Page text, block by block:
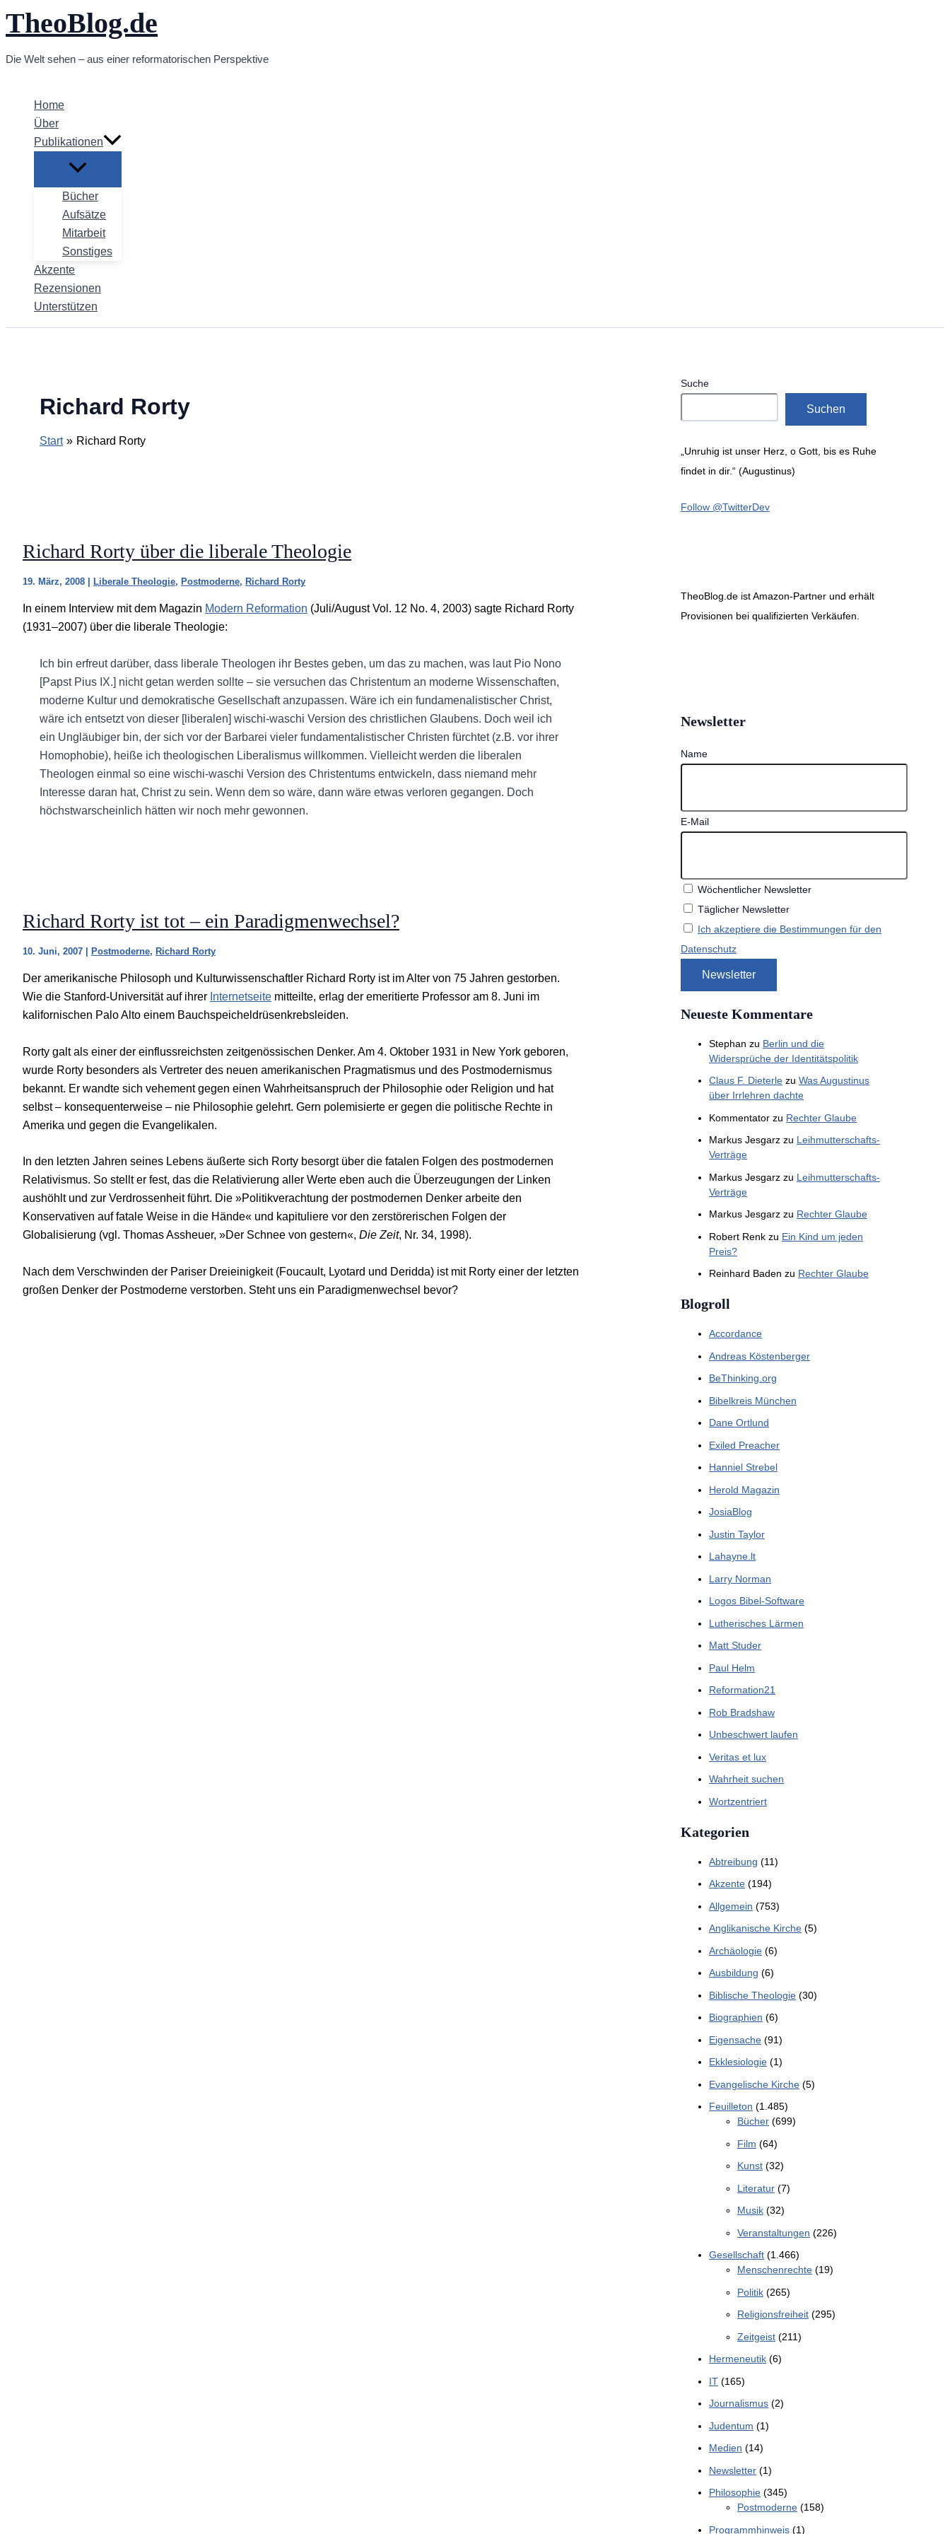
Zum
Inhalt
TheoBlog.de
Die Welt sehen – aus einer reformatorischen Perspektive
Home
Über
Publikationen
Bücher
Aufsätze
Mitarbeit
Sonstiges
Akzente
Rezensionen
Unterstützen
Richard Rorty
Start Richard Rorty
Richard Rorty über die liberale Theologie
19. März, 2008 Liberale Theologie, Postmoderne, Richard Rorty
In einem Interview mit dem Magazin Modern Reformation (Juli/August Vol. 12 No. 4, 2003) sagte Richard Rorty
(1931–2007) über die liberale Theologie:
Ich bin erfreut darüber, dass liberale Theologen ihr Bestes geben, um das zu machen, was laut Pio Nono
[Papst Pius IX.] nicht getan werden sollte – sie versuchen das Christentum an moderne Wissenschaften,
moderne Kultur und demokratische Gesellschaft anzupassen. Wäre ich ein fundamenalistischer Christ,
wäre ich entsetzt von dieser [liberalen] wischi-waschi Version des christlichen Glaubens. Doch weil ich
ein Ungläubiger bin, der sich vor der Barbarei vieler fundamentalistischer Christen fürchtet (z.B. vor ihrer
Homophobie), heiße ich theologischen Liberalismus willkommen. Vielleicht werden die liberalen
Theologen einmal so eine wischi-waschi Version des Christentums entwickeln, dass niemand mehr
Interesse daran hat, Christ zu sein. Wenn dem so wäre, dann wäre etwas verloren gegangen. Doch
höchstwarscheinlich hätten wir noch mehr gewonnen.
Richard Rorty ist tot – ein Paradigmenwechsel?
10. Juni, 2007 Postmoderne, Richard Rorty
Der amerikanische Philosoph und Kulturwissenschaftler Richard Rorty ist im Alter von 75 Jahren gestorben.
Wie die Stanford-Universität auf ihrer Internetseite mitteilte, erlag der emeritierte Professor am 8. Juni im
kalifornischen Palo Alto einem Bauchspeicheldrüsenkrebsleiden.
Rorty galt als einer der einflussreichsten zeitgenössischen Denker. Am 4. Oktober 1931 in New York geboren,
wurde Rorty besonders als Vertreter des neuen amerikanischen Pragmatismus und des Postmodernismus
bekannt. Er wandte sich vehement gegen einen Wahrheitsanspruch der Philosophie oder Religion und hat
selbst – konsequenterweise – nie Philosophie gelehrt. Gern polemisierte er gegen die politische Rechte in
Amerika und gegen die Evangelikalen.
In den letzten Jahren seines Lebens äußerte sich Rorty besorgt über die fatalen Folgen des postmodernen
Relativismus. So stellt er fest, das die Relativierung aller Werte eben auch die Überzeugungen der Linken
aushöhlt und zur Verdrossenheit führt. Die »Politikverachtung der postmodernen Denker arbeite den
Konservativen auf fatale Weise in die Hände« und kapituliere vor den zerstörerischen Folgen der
Globalisierung (vgl. Thomas Assheuer, »Der Schnee von gestern«, Die Zeit, Nr. 34, 1998).
Nach dem Verschwinden der Pariser Dreieinigkeit (Foucault, Lyotard und Deridda) ist mit Rorty einer der letzten
großen Denker der Postmoderne verstorben. Steht uns ein Paradigmenwechsel bevor?
Suche
Suchen
„Unruhig ist unser Herz, o Gott, bis es Ruhe
findet in dir.“ (Augustinus)
Follow @TwitterDev
TheoBlog.de ist Amazon-Partner und erhält
Provisionen bei qualifizierten Verkäufen.
Newsletter
Name
E-Mail
Wöchentlicher Newsletter
Täglicher Newsletter
Ich akzeptiere die Bestimmungen für den
Datenschutz
Neueste Kommentare
Stephan zu Berlin und die
Widersprüche der Identitätspolitik
Claus F. Dieterle zu Was Augustinus
über Irrlehren dachte
Kommentator zu Rechter Glaube
Markus Jesgarz zu Leihmutterschafts-
Verträge
Markus Jesgarz zu Leihmutterschafts-
Verträge
Markus Jesgarz zu Rechter Glaube
Robert Renk zu Ein Kind um jeden
Preis?
Reinhard Baden zu Rechter Glaube
Blogroll
Accordance
Andreas Köstenberger
BeThinking.org
Bibelkreis München
Dane Ortlund
Exiled Preacher
Hanniel Strebel
Herold Magazin
JosiaBlog
Justin Taylor
Lahayne.lt
Larry Norman
Logos Bibel-Software
Lutherisches Lärmen
Matt Studer
Paul Helm
Reformation21
Rob Bradshaw
Unbeschwert laufen
Veritas et lux
Wahrheit suchen
Wortzentriert
Kategorien
Abtreibung (11)
Akzente (194)
Allgemein (753)
Anglikanische Kirche (5)
Archäologie (6)
Ausbildung (6)
Biblische Theologie (30)
Biographien (6)
Eigensache (91)
Ekklesiologie (1)
Evangelische Kirche (5)
Feuilleton (1.485)
Bücher (699)
Film (64)
Kunst (32)
Literatur (7)
Musik (32)
Veranstaltungen (226)
Gesellschaft (1.466)
Menschenrechte (19)
Politik (265)
Religionsfreiheit (295)
Zeitgeist (211)
Hermeneutik (6)
IT (165)
Journalismus (2)
Judentum (1)
Medien (14)
Newsletter (1)
Philosophie (345)
Postmoderne (158)
Programmhinweis (1)